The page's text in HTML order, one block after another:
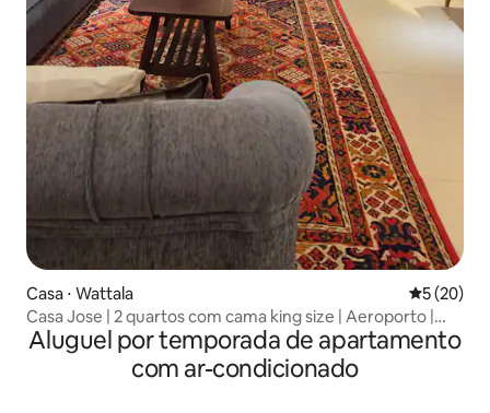
Casa ⋅ Wattala 5 de uma
5 (20)
Casa Jose | 2 quartos com cama king size | Aeroporto |
Praia | Wi-Fi – 5G
Aluguel por temporada de apartamento
com ar-condicionado